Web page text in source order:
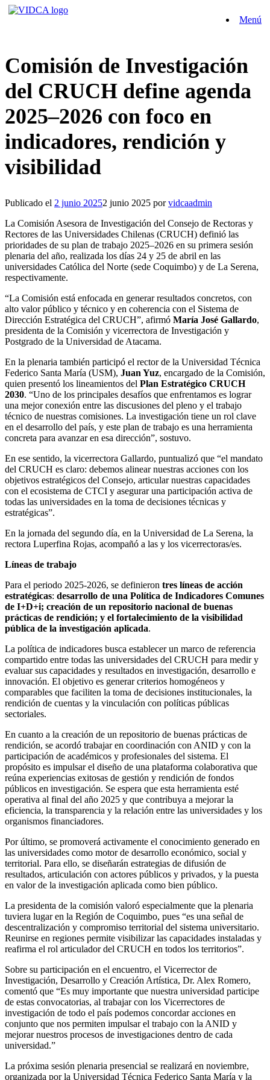
Saltar
Menú
Comisión de Investigación
del CRUCH define agenda
2025–2026 con foco en
indicadores, rendición y
visibilidad
Publicado el 2 junio 20252 junio 2025 porvidcaadmin
La Comisión Asesora de Investigación del Consejo de Rectoras y
Rectores de las Universidades Chilenas (CRUCH) definió las
prioridades de su plan de trabajo 2025–2026 en su primera sesión
plenaria del año, realizada los días 24 y 25 de abril en las
universidades Católica del Norte (sede Coquimbo) y de La Serena,
respectivamente.
“La Comisión está enfocada en generar resultados concretos, con
alto valor público y técnico y en coherencia con el Sistema de
Dirección Estratégica del CRUCH”, afirmó María José Gallardo,
presidenta de la Comisión y vicerrectora de Investigación y
Postgrado de la Universidad de Atacama.
En la plenaria también participó el rector de la Universidad Técnica
Federico Santa María (USM), Juan Yuz, encargado de la Comisión,
quien presentó los lineamientos del Plan Estratégico CRUCH
2030. “Uno de los principales desafíos que enfrentamos es lograr
una mejor conexión entre las discusiones del pleno y el trabajo
técnico de nuestras comisiones. La investigación tiene un rol clave
en el desarrollo del país, y este plan de trabajo es una herramienta
concreta para avanzar en esa dirección”, sostuvo.
En ese sentido, la vicerrectora Gallardo, puntualizó que “el mandato
del CRUCH es claro: debemos alinear nuestras acciones con los
objetivos estratégicos del Consejo, articular nuestras capacidades
con el ecosistema de CTCI y asegurar una participación activa de
todas las universidades en la toma de decisiones técnicas y
estratégicas”.
En la jornada del segundo día, en la Universidad de La Serena, la
rectora Luperfina Rojas, acompañó a las y los vicerrectoras/es.
Líneas de trabajo
Para el periodo 2025-2026, se definieron tres líneas de acción
estratégicas: desarrollo de una Política de Indicadores Comunes
de I+D+i; creación de un repositorio nacional de buenas
prácticas de rendición; y el fortalecimiento de la visibilidad
pública de la investigación aplicada.
La política de indicadores busca establecer un marco de referencia
compartido entre todas las universidades del CRUCH para medir y
evaluar sus capacidades y resultados en investigación, desarrollo e
innovación. El objetivo es generar criterios homogéneos y
comparables que faciliten la toma de decisiones institucionales, la
rendición de cuentas y la vinculación con políticas públicas
sectoriales.
En cuanto a la creación de un repositorio de buenas prácticas de
rendición, se acordó trabajar en coordinación con ANID y con la
participación de académicos y profesionales del sistema. El
propósito es impulsar el diseño de una plataforma colaborativa que
reúna experiencias exitosas de gestión y rendición de fondos
públicos en investigación. Se espera que esta herramienta esté
operativa al final del año 2025 y que contribuya a mejorar la
eficiencia, la transparencia y la relación entre las universidades y los
organismos financiadores.
Por último, se promoverá activamente el conocimiento generado en
las universidades como motor de desarrollo económico, social y
territorial. Para ello, se diseñarán estrategias de difusión de
resultados, articulación con actores públicos y privados, y la puesta
en valor de la investigación aplicada como bien público.
La presidenta de la comisión valoró especialmente que la plenaria
tuviera lugar en la Región de Coquimbo, pues “es una señal de
descentralización y compromiso territorial del sistema universitario.
Reunirse en regiones permite visibilizar las capacidades instaladas y
reafirma el rol articulador del CRUCH en todos los territorios”.
Sobre su participación en el encuentro, el Vicerrector de
Investigación, Desarrollo y Creación Artística, Dr. Alex Romero,
comentó que “Es muy importante que nuestra universidad participe
de estas convocatorias, al trabajar con los Vicerrectores de
investigación de todo el país podemos concordar acciones en
conjunto que nos permiten impulsar el trabajo con la ANID y
mejorar nuestros procesos de investigaciones dentro de cada
universidad.”
La próxima sesión plenaria presencial se realizará en noviembre,
organizada por la Universidad Técnica Federico Santa María y la